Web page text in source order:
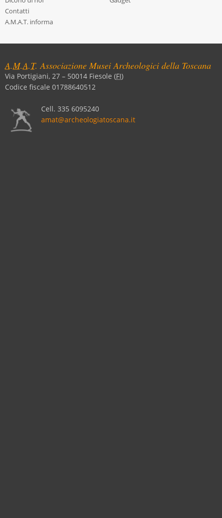
Contatti
A.M.A.T. informa
A.M.A.T. Associazione Musei Archeologici della Toscana
Via Portigiani, 27 – 50014 Fiesole (FI)
Codice fiscale 01788640512
Cell. 335 6095240
amat@archeologiatoscana.it